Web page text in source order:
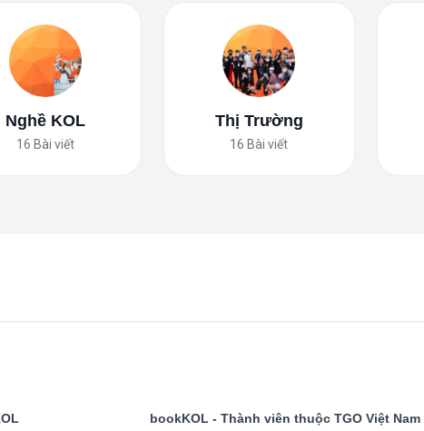
Nghề KOL
16 Bài viết
Thị Trường
16 Bài viết
bookKOL - Thành viên thuộc TGO Việt Nam